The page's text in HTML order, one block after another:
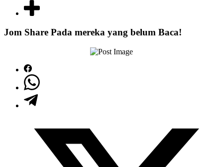
Jom Share Pada mereka yang belum Baca!